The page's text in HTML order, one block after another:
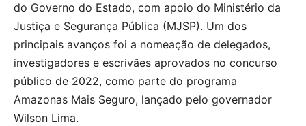
do Governo do Estado, com apoio do Ministério da
Justiça e Segurança Pública (MJSP). Um dos
principais avanços foi a nomeação de delegados,
investigadores e escrivães aprovados no concurso
público de 2022, como parte do programa
Amazonas Mais Seguro, lançado pelo governador
Wilson Lima.